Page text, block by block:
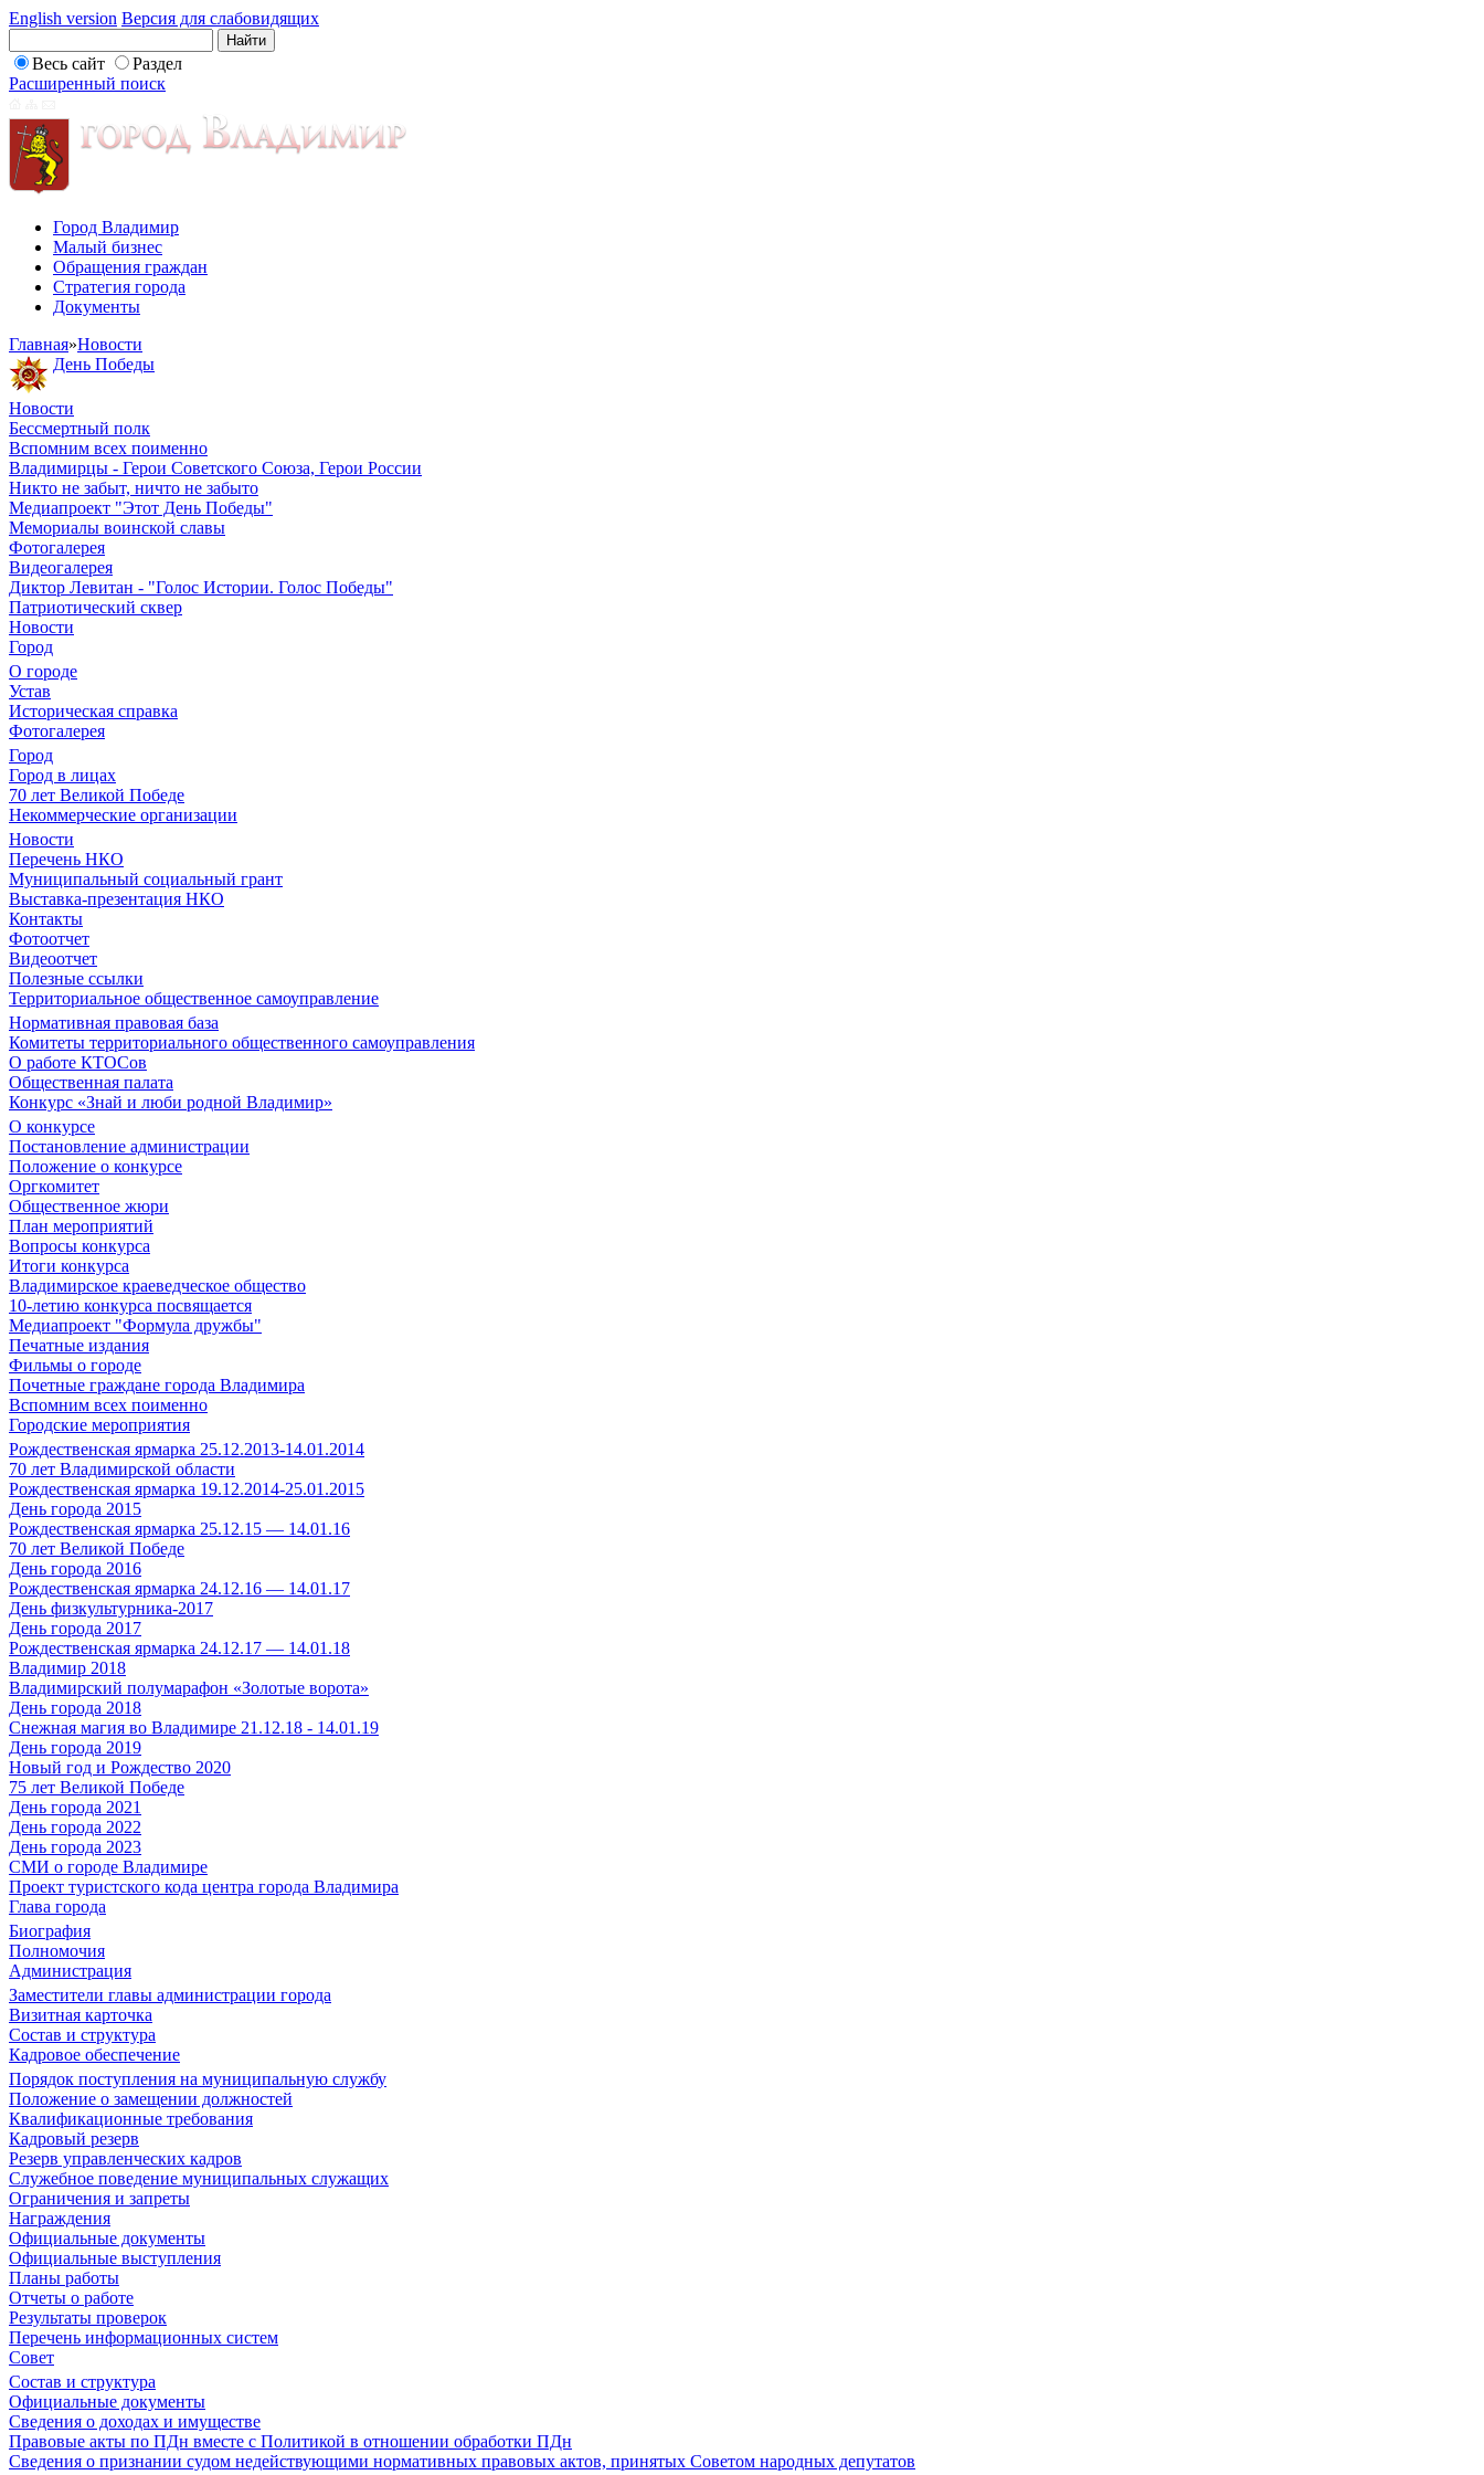
English version Версия для слабовидящих
Весь сайт
Раздел
Расширенный поиск
Город Владимир
Малый бизнес
Обращения граждан
Стратегия города
Документы
Главная»Новости
День Победы
Новости
Бессмертный полк
Вспомним всех поименно
Владимирцы - Герои Советского Союза, Герои России
Никто не забыт, ничто не забыто
Медиапроект "Этот День Победы"
Мемориалы воинской славы
Фотогалерея
Видеогалерея
Диктор Левитан - "Голос Истории. Голос Победы"
Патриотический сквер
Новости
Город
О городе
Устав
Историческая справка
Фотогалерея
Город
Город в лицах
70 лет Великой Победе
Некоммерческие организации
Новости
Перечень НКО
Муниципальный социальный грант
Выставка-презентация НКО
Контакты
Фотоотчет
Видеоотчет
Полезные ссылки
Территориальное общественное самоуправление
Нормативная правовая база
Комитеты территориального общественного самоуправления
О работе КТОСов
Общественная палата
Конкурс «Знай и люби родной Владимир»
О конкурсе
Постановление администрации
Положение о конкурсе
Оргкомитет
Общественное жюри
План мероприятий
Вопросы конкурса
Итоги конкурса
Владимирское краеведческое общество
10-летию конкурса посвящается
Медиапроект "Формула дружбы"
Печатные издания
Фильмы о городе
Почетные граждане города Владимира
Вспомним всех поименно
Городские мероприятия
Рождественская ярмарка 25.12.2013-14.01.2014
70 лет Владимирской области
Рождественская ярмарка 19.12.2014-25.01.2015
День города 2015
Рождественская ярмарка 25.12.15 — 14.01.16
70 лет Великой Победе
День города 2016
Рождественская ярмарка 24.12.16 — 14.01.17
День физкультурника-2017
День города 2017
Рождественская ярмарка 24.12.17 — 14.01.18
Владимир 2018
Владимирский полумарафон «Золотые ворота»
День города 2018
Снежная магия во Владимире 21.12.18 - 14.01.19
День города 2019
Новый год и Рождество 2020
75 лет Великой Победе
День города 2021
День города 2022
День города 2023
СМИ о городе Владимире
Проект туристского кода центра города Владимира
Глава города
Биография
Полномочия
Администрация
Заместители главы администрации города
Визитная карточка
Состав и структура
Кадровое обеспечение
Порядок поступления на муниципальную службу
Положение о замещении должностей
Квалификационные требования
Кадровый резерв
Резерв управленческих кадров
Служебное поведение муниципальных служащих
Ограничения и запреты
Награждения
Официальные документы
Официальные выступления
Планы работы
Отчеты о работе
Результаты проверок
Перечень информационных систем
Совет
Состав и структура
Официальные документы
Сведения о доходах и имуществе
Правовые акты по ПДн вместе с Политикой в отношении обработки ПДн
Сведения о признании судом недействующими нормативных правовых актов, принятых Советом народных депутатов